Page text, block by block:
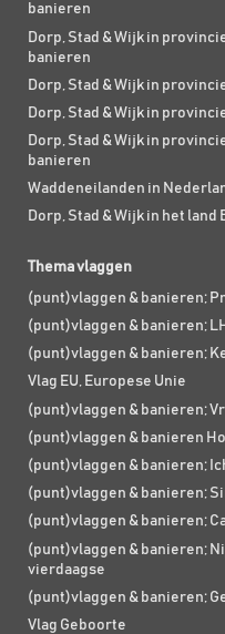
banieren
Dorp, Stad & Wijk in
banieren
Dorp, Stad & Wijk in
Dorp, Stad & Wijk in
Dorp, Stad & Wijk in
banieren
Waddeneilanden in
Dorp, Stad & Wijk in het
Thema vlaggen
(punt)vlaggen & banieren;
(punt)vlaggen & banieren;
(punt)vlaggen & banieren;
Vlag EU, Europese Unie
(punt)vlaggen & banieren;
(punt)vlaggen & banieren
(punt)vlaggen & banieren;
(punt)vlaggen & banieren;
(punt)vlaggen & banieren;
(punt)vlaggen & banieren;
vierdaagse
(punt)vlaggen & banieren;
Vlag Geboorte